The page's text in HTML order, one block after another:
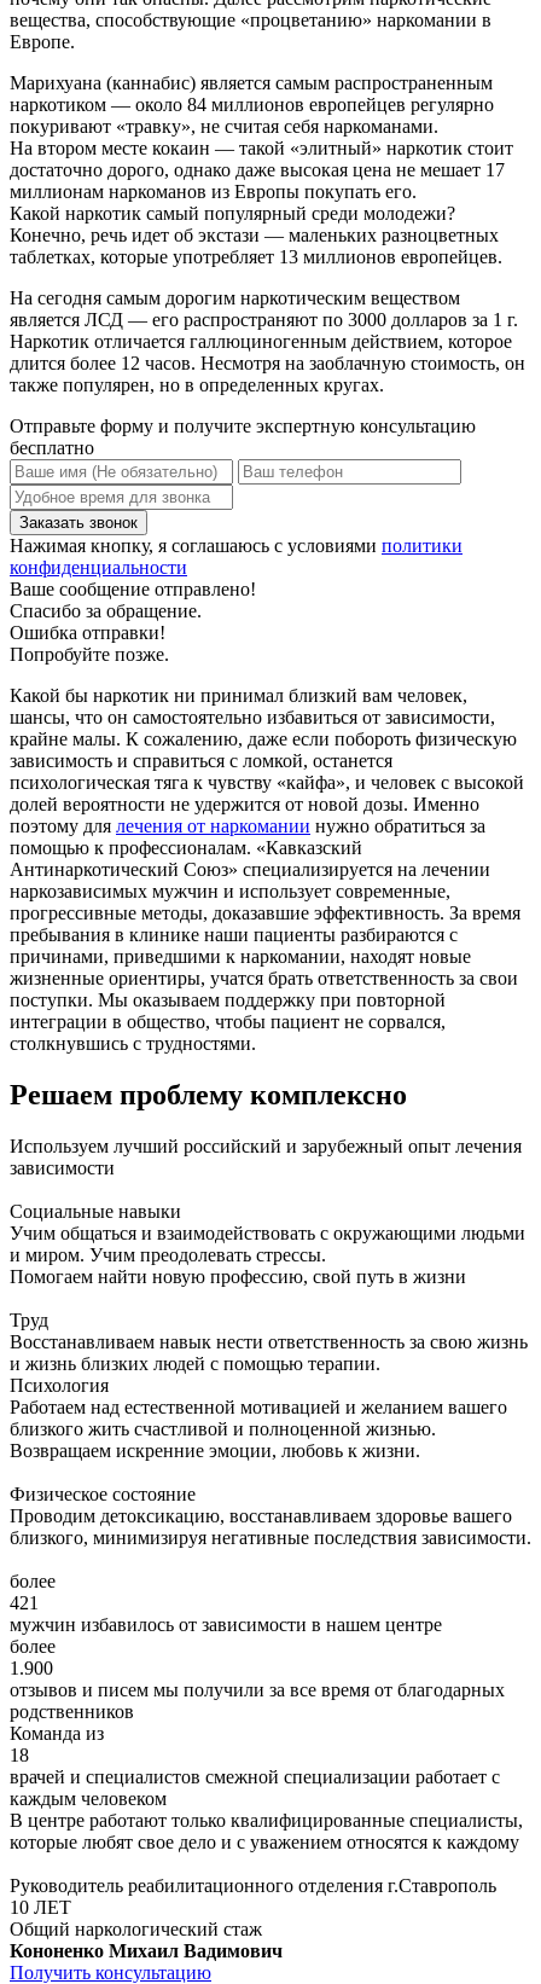
вещества, способствующие «процветанию» наркомании в
Европе.
Марихуана (каннабис) является самым распространенным
наркотиком — около 84 миллионов европейцев регулярно
покуривают «травку», не считая себя наркоманами.
На втором месте кокаин — такой «элитный» наркотик стоит
достаточно дорого, однако даже высокая цена не мешает 17
миллионам наркоманов из Европы покупать его.
Какой наркотик самый популярный среди молодежи?
Конечно, речь идет об экстази — маленьких разноцветных
таблетках, которые употребляет 13 миллионов европейцев.
На сегодня самым дорогим наркотическим веществом
является ЛСД — его распространяют по 3000 долларов за 1 г.
Наркотик отличается галлюциногенным действием, которое
длится более 12 часов. Несмотря на заоблачную стоимость, он
также популярен, но в определенных кругах.
Отправьте форму и получите экспертную консультацию
бесплатно
Нажимая кнопку, я соглашаюсь с условиями политики
конфиденциальности
Ваше сообщение отправлено!
Спасибо за обращение.
Ошибка отправки!
Попробуйте позже.
Какой бы наркотик ни принимал близкий вам человек,
шансы, что он самостоятельно избавиться от зависимости,
крайне малы. К сожалению, даже если побороть физическую
зависимость и справиться с ломкой, останется
психологическая тяга к чувству «кайфа», и человек с высокой
долей вероятности не удержится от новой дозы. Именно
поэтому для лечения от наркомании нужно обратиться за
помощью к профессионалам. «Кавказский
Антинаркотический Союз» специализируется на лечении
наркозависимых мужчин и использует современные,
прогрессивные методы, доказавшие эффективность. За время
пребывания в клинике наши пациенты разбираются с
причинами, приведшими к наркомании, находят новые
жизненные ориентиры, учатся брать ответственность за свои
поступки. Мы оказываем поддержку при повторной
интеграции в общество, чтобы пациент не сорвался,
столкнувшись с трудностями.
Решаем проблему комплексно
Используем лучший российский и зарубежный опыт лечения
зависимости
Социальные навыки
Учим общаться и взаимодействовать с окружающими людьми
и миром. Учим преодолевать стрессы.
Помогаем найти новую профессию, свой путь в жизни
Труд
Восстанавливаем навык нести ответственность за свою жизнь
и жизнь близких людей с помощью терапии.
Психология
Работаем над естественной мотивацией и желанием вашего
близкого жить счастливой и полноценной жизнью.
Возвращаем искренние эмоции, любовь к жизни.
Физическое состояние
Проводим детоксикацию, восстанавливаем здоровье вашего
близкого, минимизируя негативные последствия зависимости.
более
421
мужчин избавилось от зависимости в нашем центре
более
1.900
отзывов и писем мы получили за все время от благодарных
родственников
Команда из
18
врачей и специалистов смежной специализации работает с
каждым человеком
В центре работают только квалифицированные специалисты,
которые любят свое дело и с уважением относятся к каждому
Руководитель реабилитационного отделения г.Ставрополь
10 ЛЕТ
Общий наркологический стаж
Кононенко Михаил Вадимович
Получить консультацию